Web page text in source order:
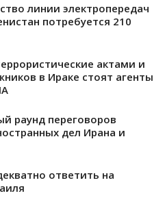
линии электропередач
потребуется 210
актами и
в Ираке стоят агенты
раунд переговоров
дел Ирана и
ответить на